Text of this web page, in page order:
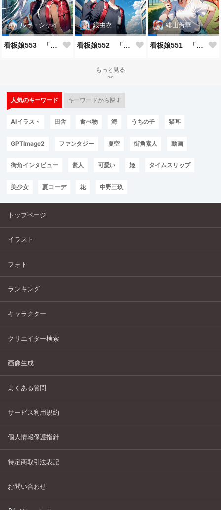
ルゥ・シャイニー
看板娘553 「ルゥ・シャイニーのよもやま話」
銀由衣
看板娘552 「銀由衣」
緋山芳華
看板娘551 「緋山芳華のよもやま話」
もっと見る
人気のキーワード キーワードから探す
AIイラスト 田舎 食べ物 海 うちの子 猫耳
GPTImage2 ファンタジー 夏空 街角素人 動画
街角インタビュー 素人 可愛い 姫 タイムスリップ
美少女 夏コーデ 花 中野三玖
トップページ
イラスト
フォト
ランキング
キャラクター
クリエイター検索
画像生成
よくある質問
サービス利用規約
個人情報保護指針
特定商取引法表記
お問い合わせ